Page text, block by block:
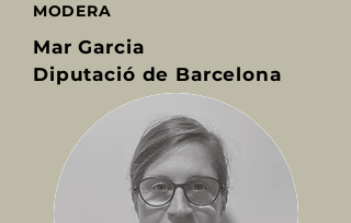
MODERA
Mar Garcia
Diputació de Barcelona